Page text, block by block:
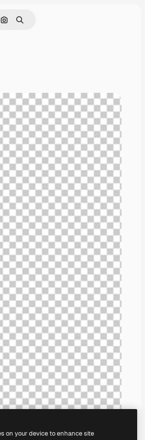
Nach Bild suchen
Suchen
on your device to enhance site